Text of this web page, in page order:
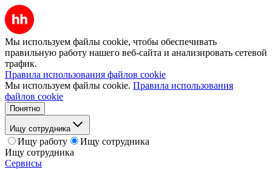
Мы используем файлы cookie, чтобы обеспечивать
правильную работу нашего веб-сайта и анализировать сетевой
трафик.
Правила использования файлов cookie
Мы используем файлы cookie. Правила использования
файлов cookie
Понятно
Ищу сотрудника
Ищу работу
Ищу сотрудника
Ищу сотрудника
Сервисы